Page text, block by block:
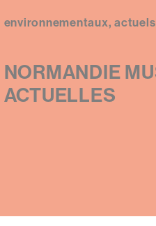
NORMANDIE
ACTUELLES
environnementaux,